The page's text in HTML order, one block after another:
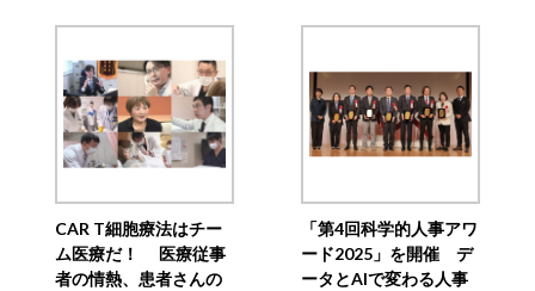
CAR T細胞療法はチー
ム医療だ！ 医療従事
者の情熱、患者さんの
「第4回科学的人事アワ
ード2025」を開催 デ
ータとAIで変わる人事